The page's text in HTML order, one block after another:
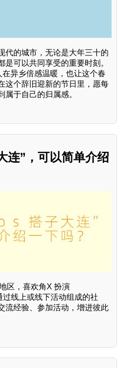
代的城市，无论是大年三十的
可以共同享受的重要时刻。
在异乡倍感温暖，也让这个春
这个辞旧迎新的节日里，愿每
属于自己的归属感。
连”，可以简单介绍
区，喜欢角X 扮演
过线上或线下活动组成的社
流经验、参加活动，增进彼此